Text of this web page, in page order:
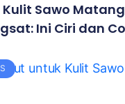
Sawo
Ini Ciri dan